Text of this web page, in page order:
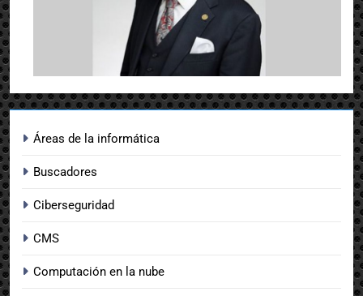
Áreas de la informática
Buscadores
Ciberseguridad
CMS
Computación en la nube